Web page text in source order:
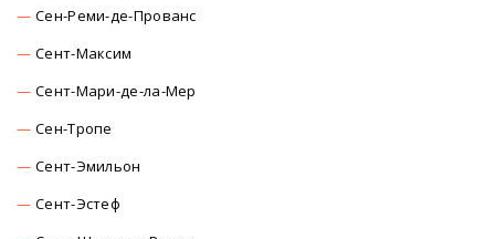
Сен-Реми-де-Прованс
Сент-Максим
Сент-Мари-де-ла-Мер
Сен-Тропе
Сент-Эмильон
Сент-Эстеф